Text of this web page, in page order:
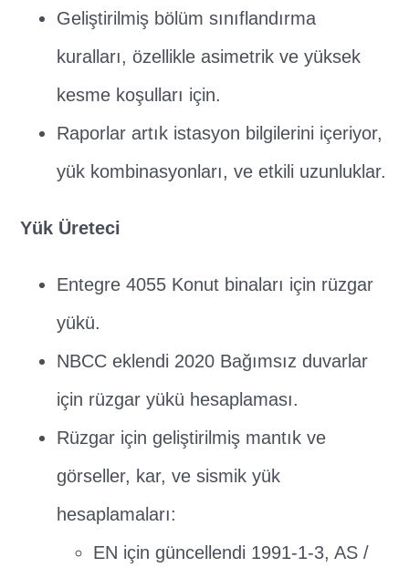
Geliştirilmiş bölüm sınıflandırma
kuralları, özellikle asimetrik ve yüksek
kesme koşulları için.
Raporlar artık istasyon bilgilerini içeriyor,
yük kombinasyonları, ve etkili uzunluklar.
Yük Üreteci
Entegre 4055 Konut binaları için rüzgar
yükü.
NBCC eklendi 2020 Bağımsız duvarlar
için rüzgar yükü hesaplaması.
Rüzgar için geliştirilmiş mantık ve
görseller, kar, ve sismik yük
hesaplamaları:
EN için güncellendi 1991-1-3, AS /